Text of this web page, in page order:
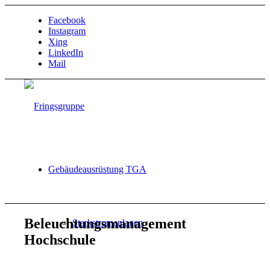
Facebook
Instagram
Xing
LinkedIn
Mail
Gebäudeausrüstung TGA
Starkstromanlagen
Beleuchtungsmanagement
Hochschule